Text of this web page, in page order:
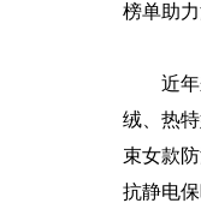
榜单助
近
绒、热
束女款
抗静电